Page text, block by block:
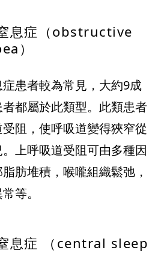
息症（obstructive
）
患者較為常見，大約9成
者都屬於此類型。此類患者
阻，使呼吸道變得狹窄從
上呼吸道受阻可由多種因
肪堆積，喉嚨組織鬆弛，
等。
息症 （central sleep